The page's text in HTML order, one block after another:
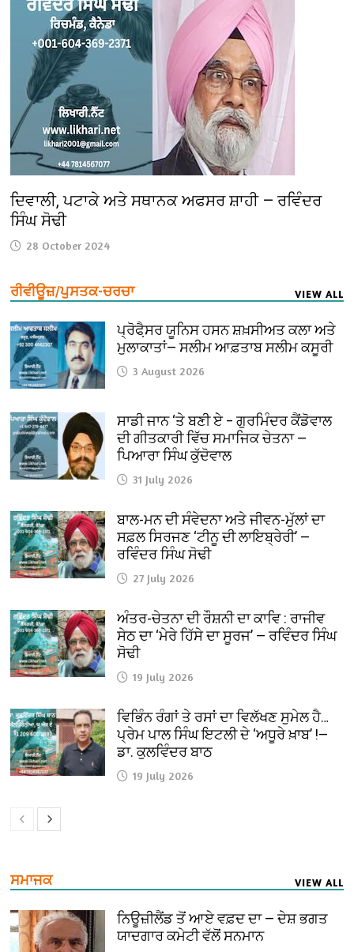
ਦਿਵਾਲੀ, ਪਟਾਕੇ ਅਤੇ ਸਥਾਨਕ ਅਫਸਰ ਸ਼ਾਹੀ — ਰਵਿੰਦਰ
ਸਿੰਘ ਸੋਢੀ
28 October 2024
ਰੀਵੀਊਜ਼/ਪੁਸਤਕ-ਚਰਚਾ VIEW ALL
ਪ੍ਰੋਫੈ਼ਸਰ ਯੂਨਿਸ ਹਸਨ ਸ਼ਖ਼ਸੀਅਤ ਕਲਾ ਅਤੇ
ਮੁਲਾਕਾਤਾਂ— ਸਲੀਮ ਆਫ਼ਤਾਬ ਸਲੀਮ ਕਸੂਰੀ
3 August 2026
ਸਾਡੀ ਜਾਨ ‘ਤੇ ਬਣੀ ਏ – ਗੁਰਮਿੰਦਰ ਕੈਂਡੋਵਾਲ
ਦੀ ਗੀਤਕਾਰੀ ਵਿੱਚ ਸਮਾਜਿਕ ਚੇਤਨਾ —
ਪਿਆਰਾ ਸਿੰਘ ਕੁੱਦੋਵਾਲ
31 July 2026
ਬਾਲ-ਮਨ ਦੀ ਸੰਵੇਦਨਾ ਅਤੇ ਜੀਵਨ-ਮੁੱਲਾਂ ਦਾ
ਸਫ਼ਲ ਸਿਰਜਣ ‘ਟੀਨੂ ਦੀ ਲਾਇਬ੍ਰੇਰੀ’ —
ਰਵਿੰਦਰ ਸਿੰਘ ਸੋਢੀ
27 July 2026
ਅੰਤਰ-ਚੇਤਨਾ ਦੀ ਰੌਸ਼ਨੀ ਦਾ ਕਾਵਿ : ਰਾਜੀਵ
ਸੇਠ ਦਾ ‘ਮੇਰੇ ਹਿੱਸੇ ਦਾ ਸੂਰਜ’ — ਰਵਿੰਦਰ ਸਿੰਘ
ਸੋਢੀ
19 July 2026
ਵਿਭਿੰਨ ਰੰਗਾਂ ਤੇ ਰਸਾਂ ਦਾ ਵਿਲੱਖਣ ਸੁਮੇਲ ਹੈ…
ਪ੍ਰੇਮ ਪਾਲ ਸਿੰਘ ਇਟਲੀ ਦੇ ‘ਅਧੂਰੇ ਖ਼ਾਬ’ !—
ਡਾ. ਕੁਲਵਿੰਦਰ ਬਾਠ
19 July 2026
ਸਮਾਜਕ VIEW ALL
ਨਿਊਜ਼ੀਲੈਂਡ ਤੋਂ ਆਏ ਵਫ਼ਦ ਦਾ — ਦੇਸ਼ ਭਗਤ
ਯਾਦਗਾਰ ਕਮੇਟੀ ਵੱਲੋਂ ਸਨਮਾਨ